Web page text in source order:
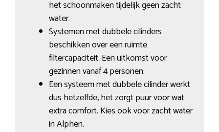
het schoonmaken tijdelijk geen zacht
water.
Systemen met dubbele cilinders
beschikken over een ruimte
filtercapaciteit. Een uitkomst voor
gezinnen vanaf 4 personen.
Een systeem met dubbele cilinder werkt
dus hetzelfde, het zorgt puur voor wat
extra comfort. Kies ook voor zacht water
in Alphen.